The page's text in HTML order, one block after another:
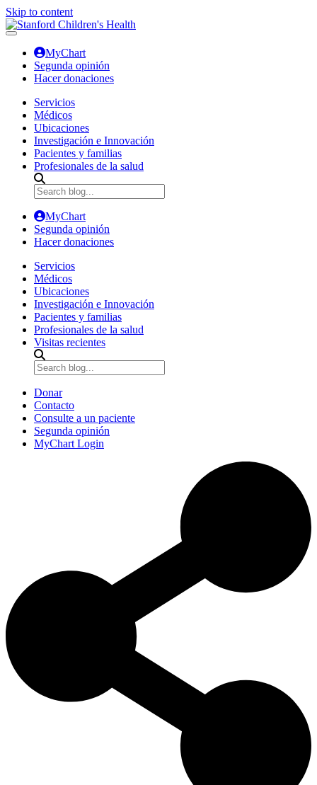
Skip to content
MyChart
Segunda opinión
Hacer donaciones
Servicios
Médicos
Ubicaciones
Investigación e Innovación
Pacientes y familias
Profesionales de la salud
MyChart
Segunda opinión
Hacer donaciones
Servicios
Médicos
Ubicaciones
Investigación e Innovación
Pacientes y familias
Profesionales de la salud
Visitas recientes
Donar
Contacto
Consulte a un paciente
Segunda opinión
MyChart Login